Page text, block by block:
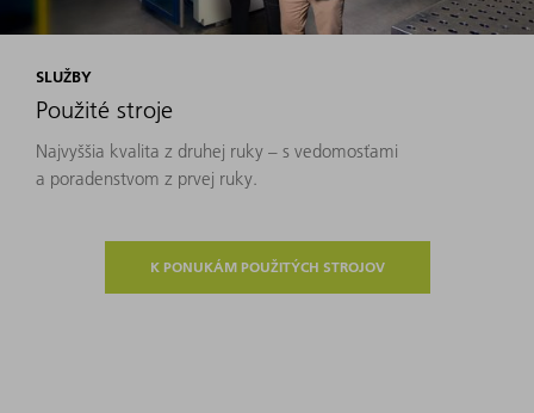
SLUŽBY
Použité stroje
Najvyššia kvalita z druhej ruky – s vedomosťami
a poradenstvom z prvej ruky.
K PONUKÁM POUŽITÝCH STROJOV